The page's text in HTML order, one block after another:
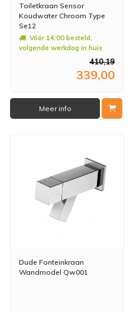
Toiletkraan Sensor
Koudwater Chroom Type
Se12
Vóór 14:00 besteld,
volgende werkdag in huis
410,19
339,00
Meer info
Dude Fonteinkraan
Wandmodel Qw001